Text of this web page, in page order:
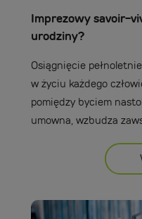
Imprezowy savoir-
urodziny?
Osiągnięcie
w życiu każdego
pomiędzy byciem
umowna, wzbudza